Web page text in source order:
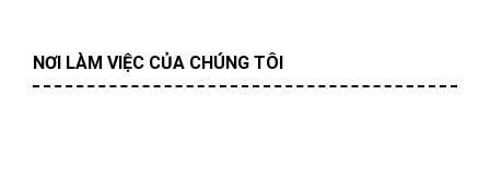
NƠI LÀM VIỆC CỦA CHÚNG TÔI